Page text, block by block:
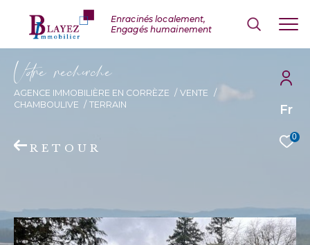
Fr
0
Vore recece
AGENCE IMMOBILIÈRE EN CORRÈZE
VENTE
CHAMBOULIVE
TERRAIN
RETOUR